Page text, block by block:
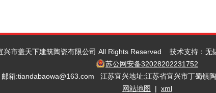
兴市盖天下建筑陶瓷有限公司 All Rights Reserved 技术支持： 无
苏公网安备32028202231752
箱:tiandabaowa@163.com 江苏宜兴地址:江苏省宜兴市丁蜀镇
网站地图
| xml